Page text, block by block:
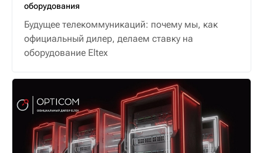
оборудования
Будущее телекоммуникаций: почему мы, как
официальный дилер, делаем ставку на
оборудование Eltex